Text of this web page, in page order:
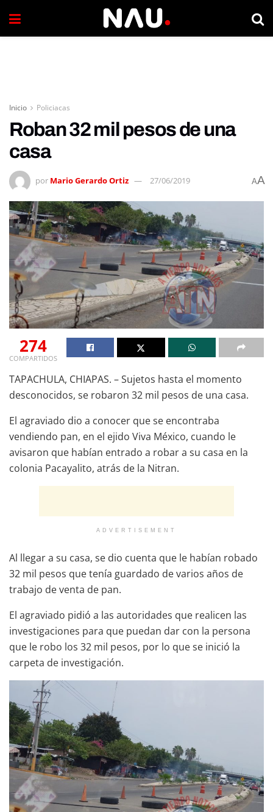
Inicio Policiacas
Roban 32 mil pesos de una
casa
por Mario Gerardo Ortiz 27/06/2019 AA
274
COMPARTIDOS
TAPACHULA, CHIAPAS. – Sujetos hasta el momento
desconocidos, se robaron 32 mil pesos de una casa.
El agraviado dio a conocer que se encontraba
vendiendo pan, en el ejido Viva México, cuando le
avisaron que habían entrado a robar a su casa en la
colonia Pacayalito, atrás de la Nitran.
ADVERTISEMENT
Al llegar a su casa, se dio cuenta que le habían robado
32 mil pesos que tenía guardado de varios años de
trabajo de venta de pan.
El agraviado pidió a las autoridades que realicen las
investigaciones para que puedan dar con la persona
que le robo los 32 mil pesos, por lo que se inició la
carpeta de investigación.